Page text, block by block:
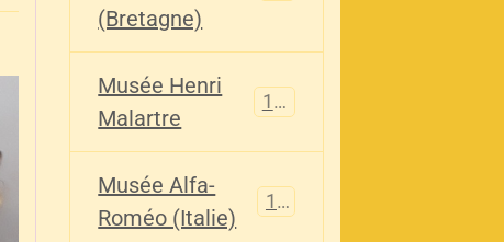
(Bretagne)
Musée Henri
Malartre
136
Musée Alfa-
Roméo (Italie)
107